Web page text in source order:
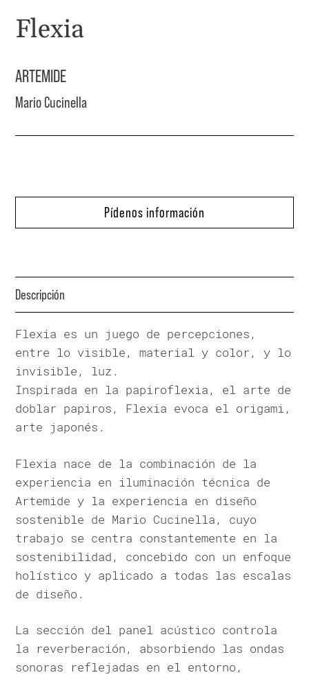
Flexia
ARTEMIDE
Mario Cucinella
Pídenos información
Descripción
Flexia es un juego de percepciones,
entre lo visible, material y color, y lo
invisible, luz.
Inspirada en la papiroflexia, el arte de
doblar papiros, Flexia evoca el origami,
arte japonés.
Flexia nace de la combinación de la
experiencia en iluminación técnica de
Artemide y la experiencia en diseño
sostenible de Mario Cucinella, cuyo
trabajo se centra constantemente en la
sostenibilidad, concebido con un enfoque
holístico y aplicado a todas las escalas
de diseño.
La sección del panel acústico controla
la reverberación, absorbiendo las ondas
sonoras reflejadas en el entorno,